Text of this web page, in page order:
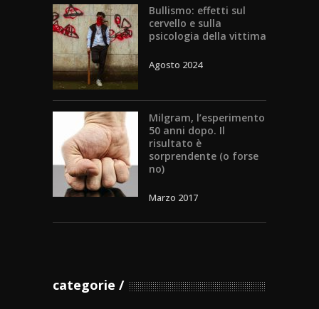
Bullismo: effetti sul
cervello e sulla
psicologia della vittima
Agosto 2024
Milgram, l’esperimento
50 anni dopo. Il
risultato è
sorprendente (o forse
no)
Marzo 2017
categorie